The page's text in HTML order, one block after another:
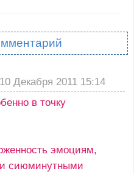
10 Декабря 2011 15:14
в точку
эмоциям,
сиюминутными